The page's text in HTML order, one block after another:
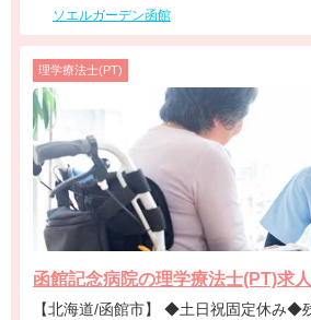
ソエルガーデン函館
理学療法士(PT)
函館記念病院の理学療法士(PT)求人
【北海道/函館市】 ◆土日祝固定休み◆残業月平均3時間◆ワ